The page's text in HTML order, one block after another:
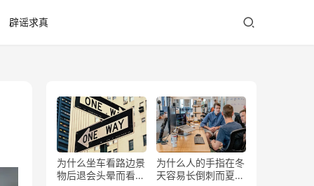
辟谣求真
为什么坐车看路边景
物后退会头晕而看前
为什么人的手指在冬
天容易长倒刺而夏天